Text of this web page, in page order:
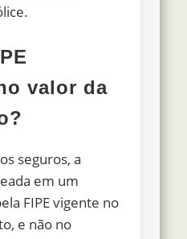
valor da
seguros, a
em um
FIPE vigente no
e não no